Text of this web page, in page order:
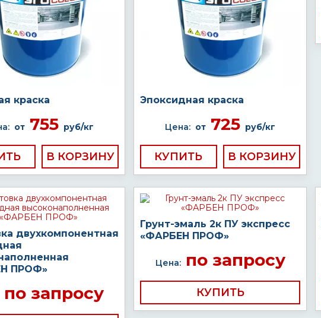
краска
от755 руб/кг
Эпоксидная краска
Цена: от 725 руб/кг
КУПИТЬ
двухкомпонентная
ПРОФ»
запросу
Грунт-эмаль 2к ПУ экспресс
«ФАРБЕН ПРОФ»
Цена:по запросу
КУПИТЬ